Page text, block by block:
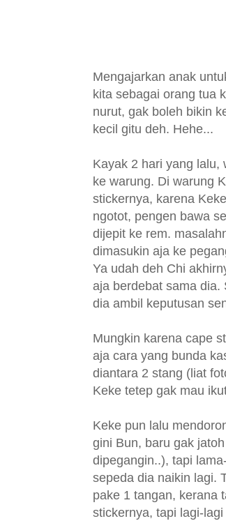
Mengajarkan anak
kita sebagai orang tua
nurut, gak boleh bikin
kecil gitu deh. Hehe...
Kayak 2 hari yang lalu,
ke warung. Di warung
stickernya, karena
ngotot, pengen bawa
dijepit ke rem.
dimasukin aja ke
Ya udah deh Chi
aja berdebat sama dia.
dia ambil keputusan
Mungkin karena cape
aja cara yang bunda
diantara 2 stang (liat
Keke tetep gak mau
Keke pun lalu
gini Bun, baru gak
dipegangin..), tapi
sepeda dia naikin lagi.
pake 1 tangan, kerana
stickernya, tapi lagi-